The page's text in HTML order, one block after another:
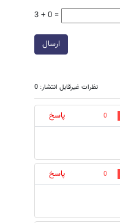
3 + 0 =
ارسال
نظرات غیرقابل انتشار: 0
0
پاسخ
0
پاسخ